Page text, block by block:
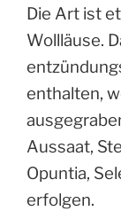
Die Art ist
Wollläuse.
enthalten,
Aussaat,
Opuntia,
erfolgen.